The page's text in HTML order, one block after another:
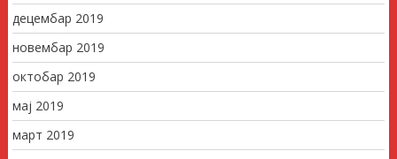
децембар 2019
новембар 2019
октобар 2019
мај 2019
март 2019